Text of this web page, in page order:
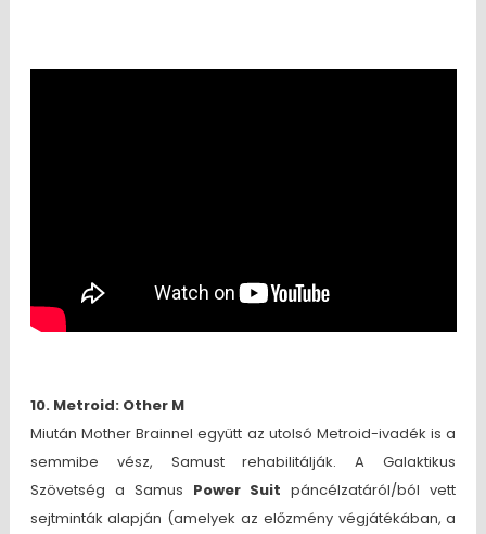
10. Metroid: Other M
Miután Mother Brainnel együtt az utolsó Metroid-ivadék is a
semmibe vész, Samust rehabilitálják. A Galaktikus
Szövetség a Samus Power Suit páncélzatáról/ból vett
sejtminták alapján (amelyek az előzmény végjátékában, a